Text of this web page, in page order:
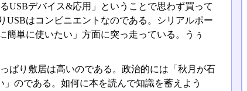
USBデバイス&応用」ということで思わず買って
USBはコンビニエントなのである。シリアルポー
簡単に使いたい」方面に突っ走っている。うぅ
ぱり敷居は高いのである。政治的には「秋月が石
のである。如何に本を読んで知識を蓄えよう